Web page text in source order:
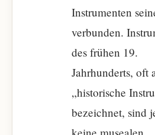
Instrumenten
verbunden.
des frühen 19.
Jahrhunderts, oft
„historische
bezeichnet, sind